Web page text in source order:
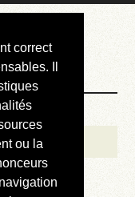
correct
Il
ou la